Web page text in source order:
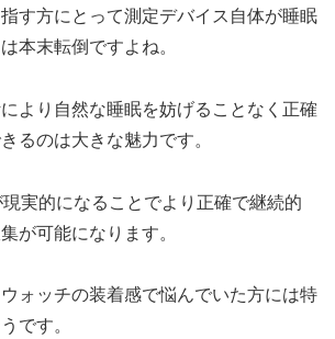
す方にとって測定デバイス自体が睡眠
本末転倒ですよね。
より自然な睡眠を妨げることなく正確
るのは大きな魅力です。
実的になることでより正確で継続的
が可能になります。
ォッチの装着感で悩んでいた方には特
です。